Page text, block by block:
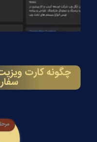
چگونه کارت